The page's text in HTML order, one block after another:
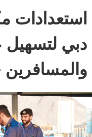
استعدادات
دبي لتسهيل
والمسافرين